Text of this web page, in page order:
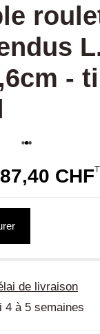
-
CHF
de livraison
4 à 5 semaines